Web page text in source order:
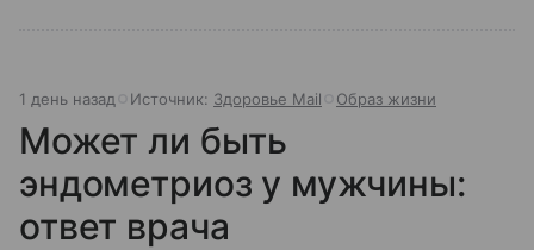
1 день назад Источник: Здоровье Mail Образ жизни
Может ли быть
эндометриоз у мужчины:
ответ врача